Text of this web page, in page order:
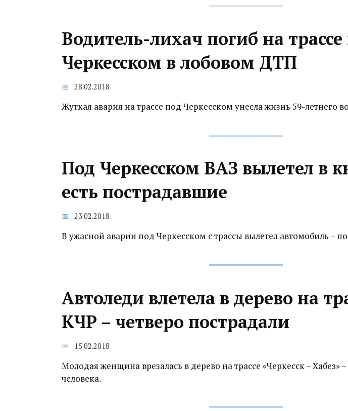
Водитель-лихач погиб на трассе
Черкесском в лобовом ДТП
28.02.2018
Жуткая авария на трассе под Черкесском унесла жизнь 59-летнего
Под Черкесском ВАЗ вылетел в
есть пострадавшие
23.02.2018
В ужасной аварии под Черкесском с трассы вылетел автомобиль –
Автоледи влетела в дерево на
КЧР – четверо пострадали
15.02.2018
Молодая женщина врезалась в дерево на трассе «Черкесск – Хабез»
человека.